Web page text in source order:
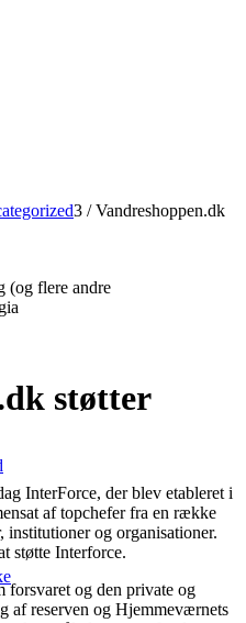
3 / Vandreshoppen.dk
(og flere andre
støtter
InterForce, der blev etableret i
af topchefer fra en række
og organisationer.
støtte Interforce.
forsvaret og den private og
af reserven og Hjemmeværnets